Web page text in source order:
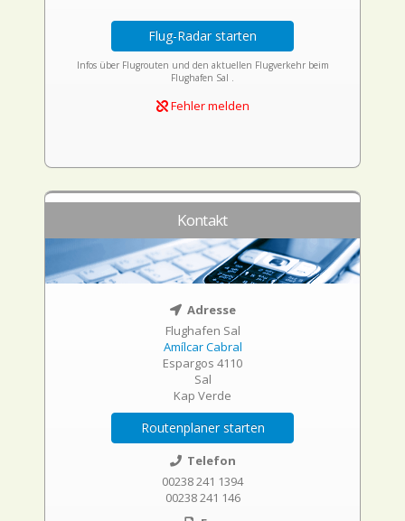
Flug-Radar starten
Infos über Flugrouten und den aktuellen Flugverkehr beim
Flughafen Sal .
Fehler melden
Kontakt
Adresse
Flughafen Sal
Amílcar Cabral
Espargos 4110
Sal
Kap Verde
Routenplaner starten
Telefon
00238 241 1394
00238 241 146